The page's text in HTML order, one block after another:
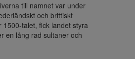
till namnet var under
och brittiskt
1500-talet, fick landet styra
en lång rad sultaner och